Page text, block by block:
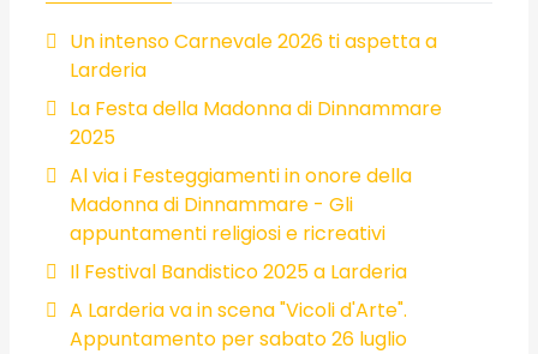
Un intenso Carnevale 2026 ti aspetta a
Larderia
La Festa della Madonna di Dinnammare
2025
Al via i Festeggiamenti in onore della
Madonna di Dinnammare - Gli
appuntamenti religiosi e ricreativi
Il Festival Bandistico 2025 a Larderia
A Larderia va in scena "Vicoli d'Arte".
Appuntamento per sabato 26 luglio